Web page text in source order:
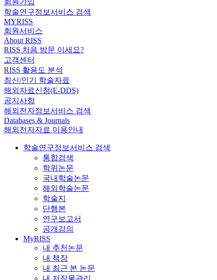
학술연구정보서비스 검색
MYRISS
회원서비스
About RISS
RISS 처음 방문 이세요?
고객센터
RISS 활용도 분석
최신/인기 학술자료
해외자료신청(E-DDS)
공지사항
해외전자정보서비스 검색
Databases & Journals
해외전자자료 이용안내
학술연구정보서비스 검색
통합검색
학위논문
국내학술논문
해외학술논문
학술지
단행본
연구보고서
공개강의
MyRISS
내 추천논문
내 책장
내 최근 본 논문
내 저작물관리